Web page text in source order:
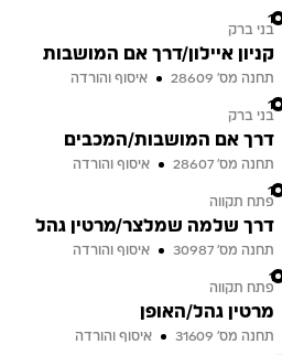
14
בני ברק
קניון איילון/דרך אם המושבות
תחנה מס׳ 28609
איסוף והורדה
15
בני ברק
דרך אם המושבות/המכבים
תחנה מס׳ 28607
איסוף והורדה
16
פתח תקווה
דרך שלמה שמלצר/מרטין גהל
תחנה מס׳ 30987
איסוף והורדה
17
פתח תקווה
מרטין גהל/האופן
תחנה מס׳ 31609
איסוף והורדה